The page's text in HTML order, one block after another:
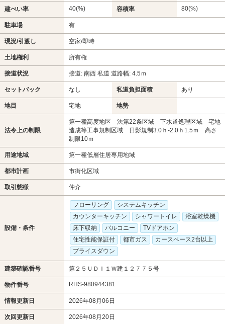
建ぺい率 40(%) 容積率 80(%)
駐車場 有
現況/引渡し 空家/即時
土地権利 所有権
接道状況 接道: 南西 私道 道路幅: 4.5ｍ
セットバック なし 私道負担面積 あり
地目 宅地 地勢
法令上の制限
第一種高度地区 法第22条区域 下水道処理区域 宅地
造成等工事規制区域 日影規制3.0ｈ-2.0ｈ1.5ｍ 高さ
制限10ｍ
用途地域 第一種低層住居専用地域
都市計画 市街化区域
取引態様 仲介
設備・条件
フローリング
システムキッチン
カウンターキッチン
シャワートイレ
浴室乾燥機
床下収納
バルコニー
TVドアホン
住宅性能保証付
都市ガス
カースペース2台以上
プライスダウン
建築確認番号 第２５ＵＤＩ１Ｗ建１２７７５号
物件番号 RHS-980944381
情報更新日 2026年08月06日
次回更新日 2026年08月20日